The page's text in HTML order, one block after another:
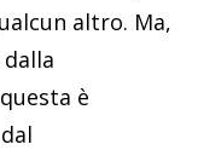
altro. Ma,
è